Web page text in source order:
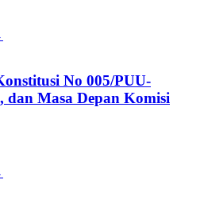
No 005/PUU-
Masa Depan Komisi